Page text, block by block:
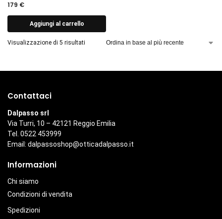
179 €
Aggiungi al carrello
Visualizzazione di 5 risultati
Contattaci
Dalpasso srl
Via Turri, 10 – 42121 Reggio Emilia
Tel. 0522 453999
Email: dalpassoshop@otticadalpasso.it
Informazioni
Chi siamo
Condizioni di vendita
Spedizioni